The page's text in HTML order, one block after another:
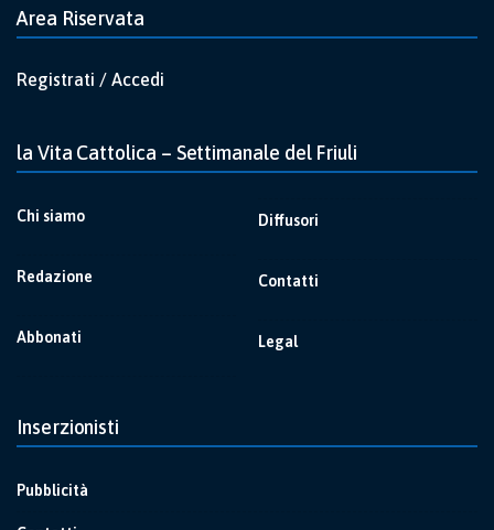
Area Riservata
Registrati / Accedi
la Vita Cattolica – Settimanale del Friuli
Chi siamo
Redazione
Abbonati
Diffusori
Contatti
Legal
Inserzionisti
Pubblicità